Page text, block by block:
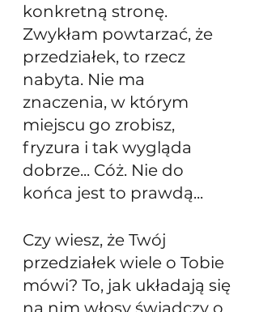
konkretną stronę.
Zwykłam powtarzać, że
przedziałek, to rzecz
nabyta. Nie ma
znaczenia, w którym
miejscu go zrobisz,
fryzura i tak wygląda
dobrze... Cóż. Nie do
końca jest to prawdą...
Czy wiesz, że Twój
przedziałek wiele o Tobie
mówi? To, jak układają się
na nim włosy świadczy o